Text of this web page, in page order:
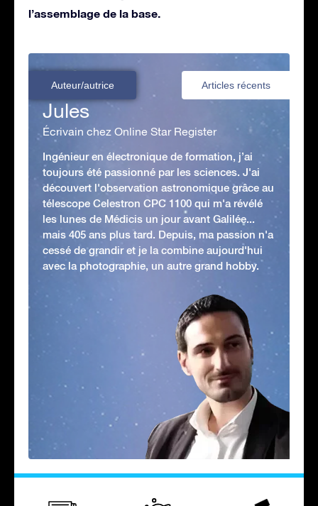
l’assemblage de la base.
Auteur/autrice Articles récents
Jules
Écrivain chez Online Star Register
Ingénieur en électronique de formation, j’ai
toujours été passionné par les sciences. J'ai
découvert l'observation astronomique grâce au
télescope Celestron CPC 1100 qui m'a révélé
les lunes de Médicis un jour avant Galilée...
mais 405 ans plus tard. Depuis, ma passion n'a
cessé de grandir et je la combine aujourd'hui
avec la photographie, un autre grand hobby.